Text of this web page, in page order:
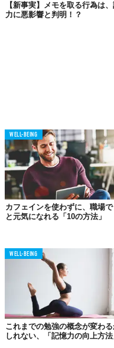
語
本は、日常的に使わない
ます。つまりは豊富な語
るだけでなく、世の中へ
こ
判断
【新事実】メモを取る行為は
力に悪影響と判明！？
WELL-BEING
カフェインを使わずに、職場で
と元気になれる「10の方法」
WELL-BEING
これまでの勉強の概念が変わる
しれない、「記憶力の向上方法